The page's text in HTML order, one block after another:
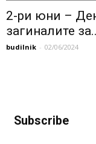
2-ри юни –
загиналите
budilnik - 02/06/2024
Subscribe